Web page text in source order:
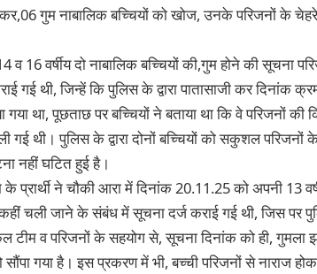
गुम नाबालिक बच्चियों को खोज, उनके परिजनों के
16 वर्षीय दो नाबालिक बच्चियों की,गुम होने की सूचना
गई थी, जिन्हें कि पुलिस के द्वारा पातासाजी कर दिनांक
था, पूछताछ पर बच्चियों ने बताया था कि वे परिजनों की
गई थी। पुलिस के द्वारा दोनों बच्चियों को सकुशल परिजनों
नहीं घटित हुई है।
प्रार्थी ने चौकी आरा में दिनांक 20.11.25 को अपनी 13
चली जाने के संबंध में सूचना दर्ज कराई गई थी, जिस पर
टीम व परिजनों के सहयोग से, सूचना दिनांक को ही,
गया है। इस प्रकरण में भी, बच्ची परिजनों से नाराज